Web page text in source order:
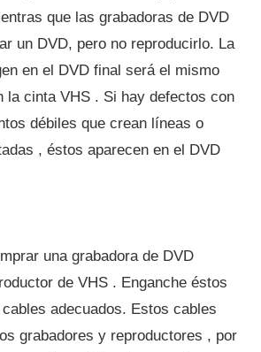
que las grabadoras de DVD
un DVD, pero no reproducirlo. La
en el DVD final será el mismo
la cinta VHS . Si hay defectos con
débiles que crean líneas o
, éstos aparecen en el DVD
una grabadora de DVD
de VHS . Enganche éstos
adecuados. Estos cables
grabadores y reproductores , por